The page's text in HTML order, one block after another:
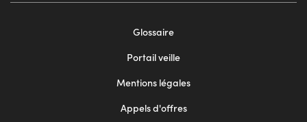
Glossaire
Portail veille
Mentions légales
Appels d'offres